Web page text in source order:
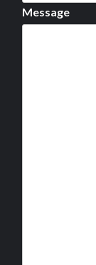
Message